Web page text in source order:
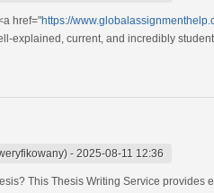
href="https://
explained, current, and incredibly
- 2025-08-11 12:36
This Thesis Writing Service